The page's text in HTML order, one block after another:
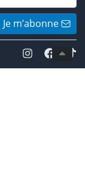
Je m’abonne